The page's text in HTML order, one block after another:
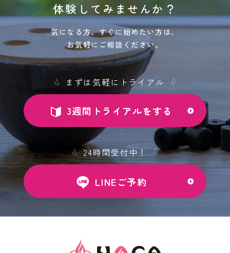
体験してみませんか？
気になる方、すぐに始めたい方は、
お気軽にご相談ください。
まずは気軽にトライアル
3週間トライアルをする
24時間受付中！
LINEご予約